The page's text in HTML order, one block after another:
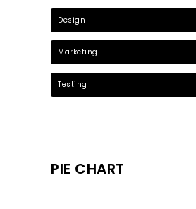
Design
Marketing
Testing
PIE CHART